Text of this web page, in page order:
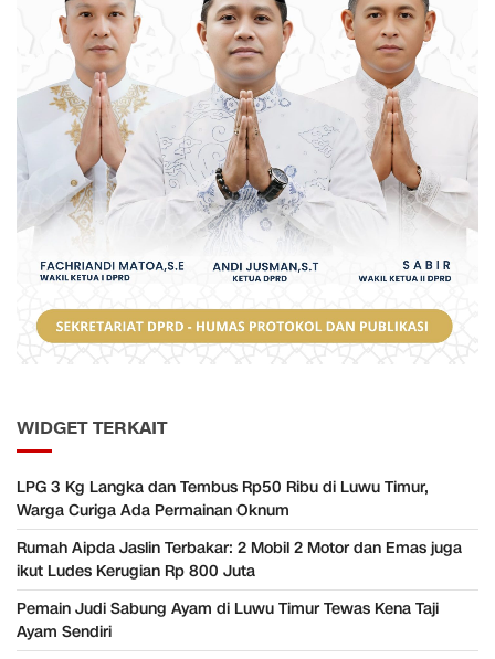
WIDGET TERKAIT
LPG 3 Kg Langka dan Tembus Rp50 Ribu di Luwu Timur,
Warga Curiga Ada Permainan Oknum
Rumah Aipda Jaslin Terbakar: 2 Mobil 2 Motor dan Emas juga
ikut Ludes Kerugian Rp 800 Juta
Pemain Judi Sabung Ayam di Luwu Timur Tewas Kena Taji
Ayam Sendiri